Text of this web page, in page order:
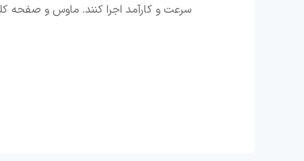
سرعت و کارآمد اجرا کنند. ماوس و صفحه